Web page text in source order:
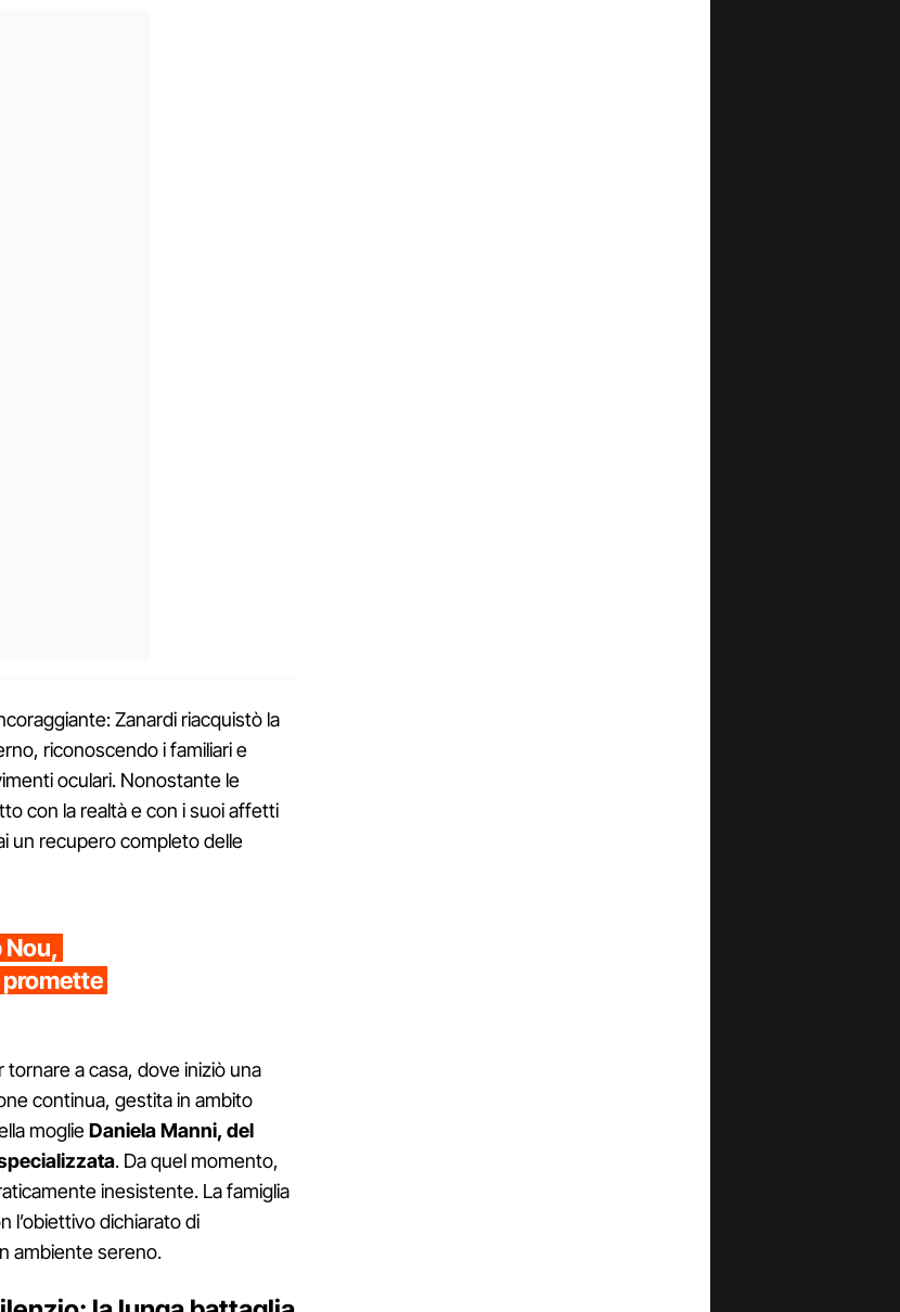
Zanardi riacquistò la
riconoscendo i familiari e
oculari. Nonostante le
con la realtà e con i suoi affetti
un recupero completo delle
Nou,
promette
tornare a casa, dove iniziò una
continua, gestita in ambito
moglieDaniela Manni, del
. Da quel momento,
inesistente. La famiglia
l’obiettivo dichiarato di
ambiente sereno.